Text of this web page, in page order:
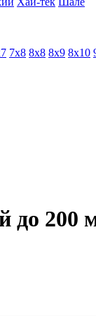
7х8 8х8 8х9 8х10
до 200